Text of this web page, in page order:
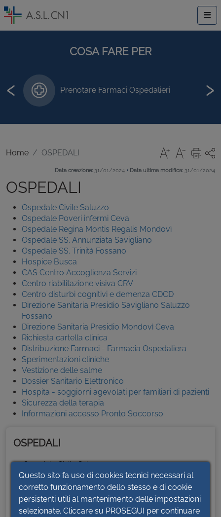
COSA FARE PER
Prenotare Farmaci Ospedalieri
‹ ›
Home OSPEDALI
Data creazione: 31/01/2024 • Data ultima modifica: 31/01/2024
OSPEDALI
Ospedale Civile Saluzzo
Ospedale Poveri infermi Ceva
Ospedale Regina Montis Regalis Mondovì
Ospedale SS. Annunziata Savigliano
Ospedale SS. Trinità Fossano
Hospice Busca
CAS Centro Accoglienza Servizi
Centro riabilitazione visiva CRV
Centro disturbi cognitivi e demenza CDCD
Direzione Sanitaria Presidio Savigliano Saluzzo
Fossano
Direzione Sanitaria Presidio Mondovì Ceva
Richiesta cartella clinica
Distribuzione Farmaci - Farmacia Ospedaliera
Sperimentazioni cliniche
Vestizione delle salme
Dossier Sanitario Elettronico
Hospita - soggiorni agevolati per familiari di pazienti
Sicurezza della terapia
Informazioni accesso Pronto Soccorso
OSPEDALI
Ospedale Civile Saluzzo
Ospedale Poveri infermi Ceva
Ospedale Regina Montis Regalis Mondovì
Ospedale SS. Annunziata Savigliano
Questo sito fa uso di cookies tecnici necessari al
corretto funzionamento dello stesso e di cookie
persistenti utili al mantenimento delle impostazioni
selezionate. Cliccare su PROSEGUI per continuare